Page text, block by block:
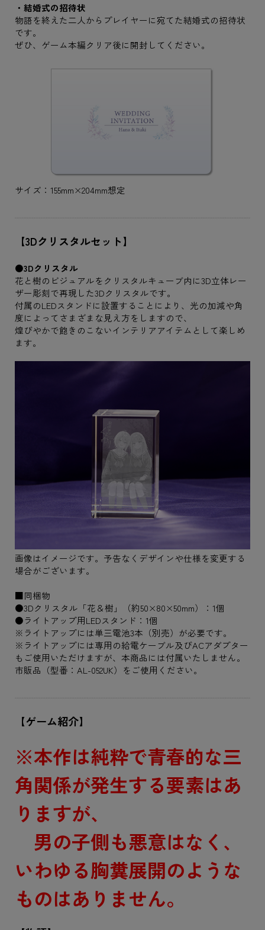
・結婚式の招待状
物語を終えた二人からプレイヤーに宛てた結婚式の招待状
です。
ぜひ、ゲーム本編クリア後に開封してください。
サイズ：155mm×204mm想定
【3Dクリスタルセット】
●3Dクリスタル
花と樹のビジュアルをクリスタルキューブ内に3D立体レー
ザー彫刻で再現した3Dクリスタルです。
付属のLEDスタンドに設置することにより、光の加減や角
度によってさまざまな見え方をしますので、
煌びやかで飽きのこないインテリアアイテムとして楽しめ
ます。
画像はイメージです。予告なくデザインや仕様を変更する
場合がございます。
■同梱物
●3Dクリスタル「花＆樹」（約50×80×50mm）：1個
●ライトアップ用LEDスタンド：1個
※ライトアップには単三電池3本（別売）が必要です。
※ライトアップには専用の給電ケーブル及びACアダプター
もご使用いただけますが、本商品には付属いたしません。
市販品（型番：AL-052UK）をご使用ください。
【ゲーム紹介】
※本作は純粋で青春的な三
角関係が発生する要素はあ
りますが、
男の子側も悪意はなく、
いわゆる胸糞展開のような
ものはありません。